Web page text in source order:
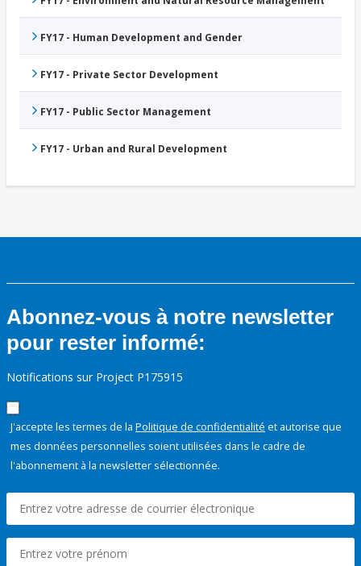
FY17 - Human Development and Gender
FY17 - Private Sector Development
FY17 - Public Sector Management
FY17 - Urban and Rural Development
Abonnez-vous à notre newsletter
pour rester informé:
Notifications sur Project P175915
J'accepte les termes de la Politique de confidentialité et autorise que
mes données personnelles soient utilisées dans le cadre de
l'abonnement à la newsletter sélectionnée.